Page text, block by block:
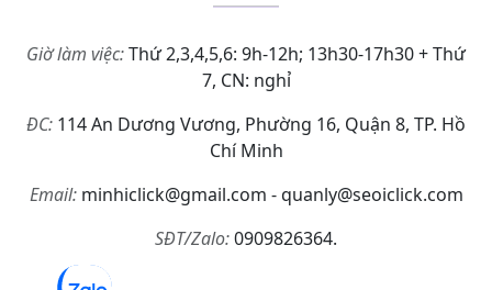
Giờ làm việc:Thứ 2,3,4,5,6: 9h-12h; 13h30-17h30 + Thứ
7, CN: nghỉ
ĐC: 114 An Dương Vương, Phường 16, Quận 8, TP. Hồ
Chí Minh
Email:minhiclick@gmail.com - quanly@seoiclick.com
SĐT/Zalo:0909826364.